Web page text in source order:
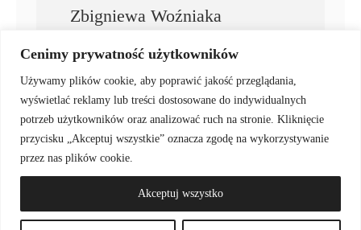
Cenimy prywatność użytkowników
Używamy plików cookie, aby poprawić jakość przeglądania,
wyświetlać reklamy lub treści dostosowane do indywidualnych
potrzeb użytkowników oraz analizować ruch na stronie. Kliknięcie
przycisku „Akceptuj wszystkie” oznacza zgodę na wykorzystywanie
przez nas plików cookie.
Akceptuj wszystko
Zbigniewa Woźniaka
Zbigniew Woźniak
© Copyright • Galeria Sztuki Katarzyny Napiórkowskiej 2025